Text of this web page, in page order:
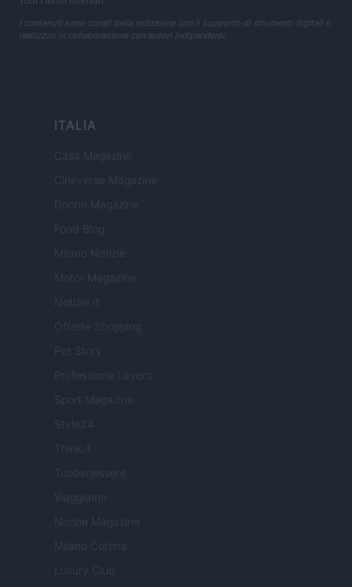
I contenuti sono curati dalla redazione con il supporto di strumenti digitali e
realizzati in collaborazione con autori indipendenti.
ITALIA
Casa Magazine
Cineverse Magazine
Donne Magazine
Food Blog
Milano Notizie
Motor Magazine
Notizie.it
Offerte Shopping
Professione Lavoro
Sport Magazine
Style24
Think.it
Tuobenessere
Viaggiamo
Nonne Magazine
Milano Cortina
Luxury Club